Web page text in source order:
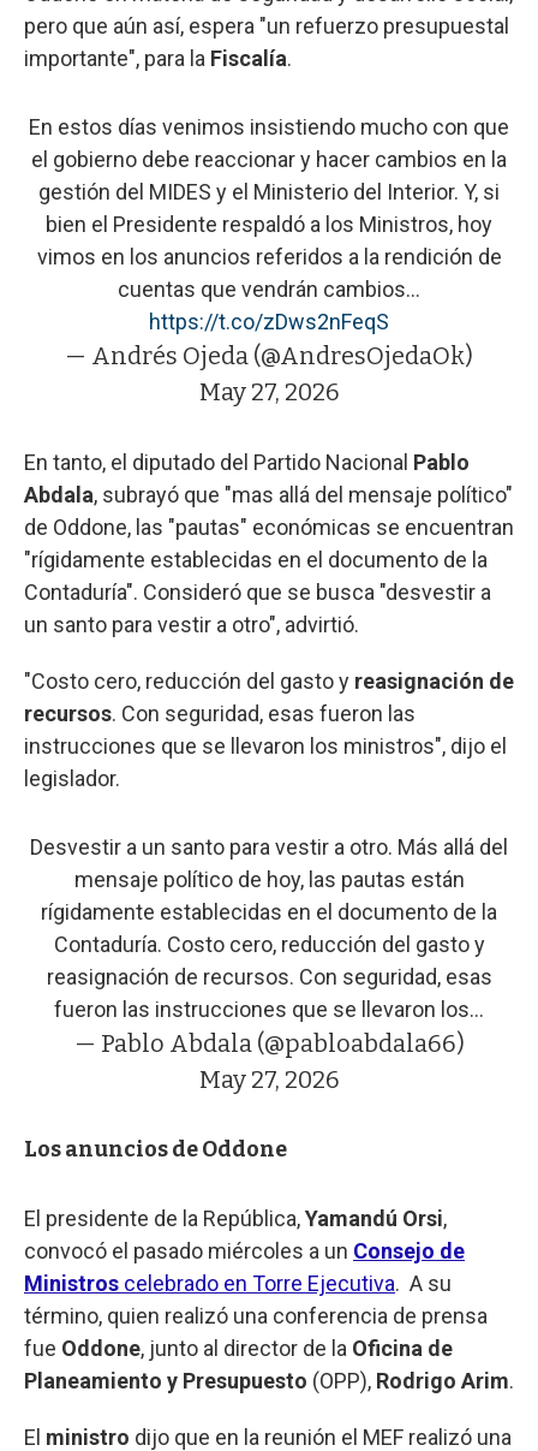
pero que aún así, espera "un refuerzo presupuestal
importante", para la Fiscalía.
En estos días venimos insistiendo mucho con que
el gobierno debe reaccionar y hacer cambios en la
gestión del MIDES y el Ministerio del Interior. Y, si
bien el Presidente respaldó a los Ministros, hoy
vimos en los anuncios referidos a la rendición de
cuentas que vendrán cambios…
https://t.co/zDws2nFeqS
— Andrés Ojeda (@AndresOjedaOk)
May 27, 2026
En tanto, el diputado del Partido Nacional Pablo
Abdala, subrayó que "mas allá del mensaje político"
de Oddone, las "pautas" económicas se encuentran
"rígidamente establecidas en el documento de la
Contaduría". Consideró que se busca "desvestir a
un santo para vestir a otro", advirtió.
"Costo cero, reducción del gasto y reasignación de
recursos. Con seguridad, esas fueron las
instrucciones que se llevaron los ministros", dijo el
legislador.
Desvestir a un santo para vestir a otro. Más allá del
mensaje político de hoy, las pautas están
rígidamente establecidas en el documento de la
Contaduría. Costo cero, reducción del gasto y
reasignación de recursos. Con seguridad, esas
fueron las instrucciones que se llevaron los…
— Pablo Abdala (@pabloabdala66)
May 27, 2026
Los anuncios de Oddone
El presidente de la República,Yamandú Orsi,
convocó el pasado miércoles a un Consejo de
Ministros celebrado en Torre Ejecutiva. A su
término, quien realizó una conferencia de prensa
fue Oddone, junto al director de la Oficina de
Planeamiento y Presupuesto (OPP), Rodrigo Arim.
El ministro dijo que en la reunión el MEF realizó una